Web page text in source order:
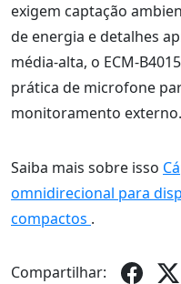
exigem captação
de energia e detalhes
média-alta, o ECM-
prática de microfone
monitoramento externo.
Saiba mais sobre isso
omnidirecional para
compactos .
Compartilhar: